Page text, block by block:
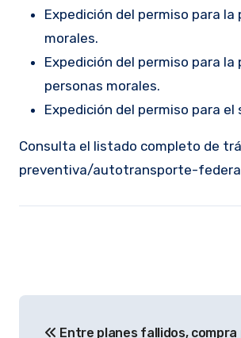
Expedición del permiso para
morales.
Expedición del permiso para
personas morales.
Expedición del permiso para
Consulta el listado completo de
preventiva/autotransporte-
Entre planes fallidos, compra